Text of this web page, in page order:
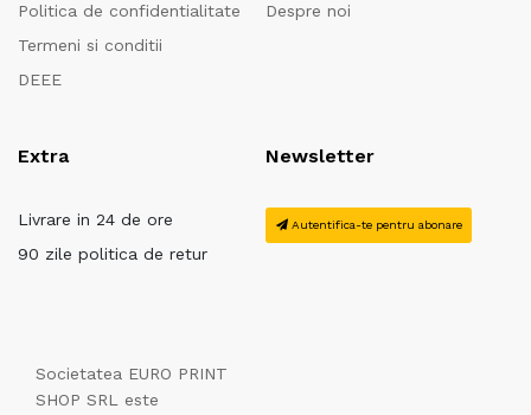
Politica de confidentialitate
Termeni si conditii
DEEE
Despre noi
Extra
Livrare in 24 de ore
90 zile politica de retur
Newsletter
Autentifica-te pentru abonare
Societatea EURO PRINT
SHOP SRL este